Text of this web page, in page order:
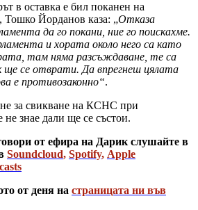
в оставка е бил поканен на
Тошко Йорданов каза: „Отказа
да го покани, ние го поискахме.
и хората около него са като
там няма разсъждаване, те са
ще се отврати. Да впрегнеш цялата
е противозаконно“.
за свикване на КСНС при
знае дали ще се състои.
от ефира на Дарик слушайте в
Soundcloud, Spotify, Apple
от деня на страницата ни във